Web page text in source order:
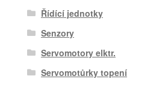
Řídící jednotky
Senzory
Servomotory elktr.
Servomotůrky topení